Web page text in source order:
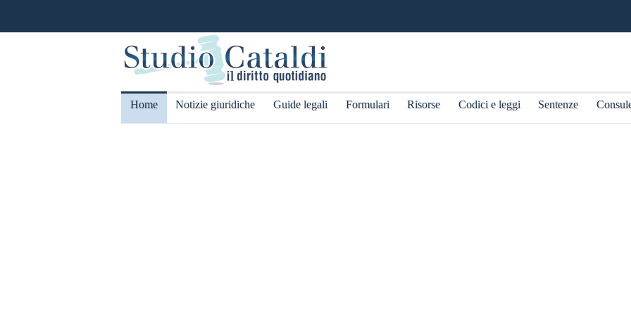
Home Notizie giuridiche Guide legali Formulari Risorse Codici e leggi Sentenze